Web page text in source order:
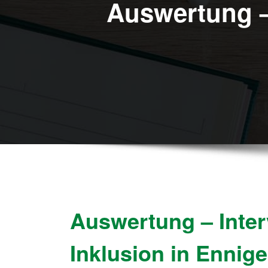
Auswertung
Auswertung –
Inklusion in